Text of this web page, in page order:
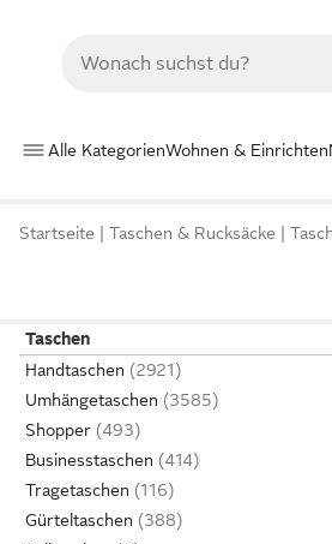
Alle KategorienWohnen & Einrichten
Startseite Taschen & Rucksäcke
Taschen
Handtaschen
Umhängetaschen
Shopper
Businesstaschen
Tragetaschen
Gürteltaschen